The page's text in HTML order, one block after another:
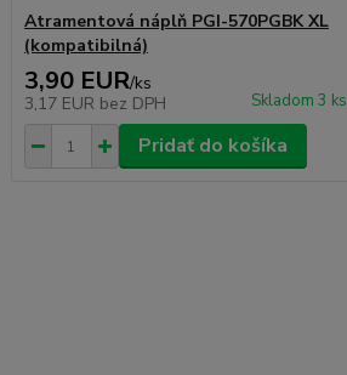
Atramentová náplň PGI-570PGBK XL
(kompatibilná)
3,90 EUR/ks
3,17 EUR bez DPH Skladom 3 ks
Pridať do košíka